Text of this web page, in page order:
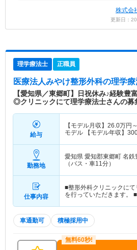
株式会
更新日：
理学療法士 正職員
医療法人みやけ整形外科の理学
【愛知県／東郷町】日祝休み♪経験豊
◎クリニックにて理学療法士さんの募
給与
【モデル月収】 26.0万円～
モデル 【モデル年収】
勤務地
愛知県 愛知郡東郷町 名鉄
（バス・車11分）
仕事内容
■整形外科クリニックに
を行っていただきます。
車通勤可 積極採用中